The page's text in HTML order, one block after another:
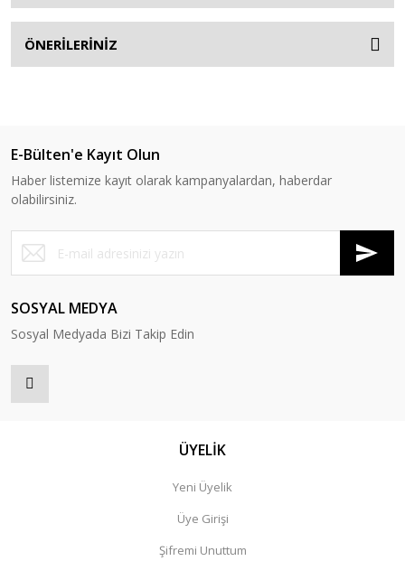
ÖNERİLERİNİZ
E-Bülten'e Kayıt Olun
Haber listemize kayıt olarak kampanyalardan, haberdar
olabilirsiniz.
SOSYAL MEDYA
Sosyal Medyada Bizi Takip Edin
ÜYELİK
Yeni Üyelik
Üye Girişi
Şifremi Unuttum